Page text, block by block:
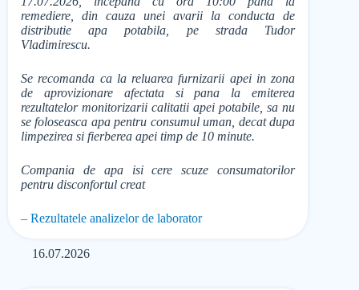
remediere, din cauza unei avarii la conducta de
distributie apa potabila, pe strada Tudor
Vladimirescu.
Se recomanda ca la reluarea furnizarii apei in zona
de aprovizionare afectata si pana la emiterea
rezultatelor monitorizarii calitatii apei potabile, sa nu
se foloseasca apa pentru consumul uman, decat dupa
limpezirea si fierberea apei timp de 10 minute.
Compania de apa isi cere scuze consumatorilor
pentru disconfortul creat
– Rezultatele analizelor de laborator
16.07.2026